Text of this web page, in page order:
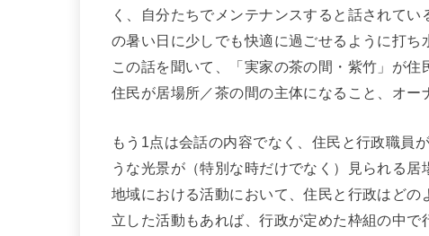
く、自分たちでメンテナンスすると話されて
の暑い日に少しでも快適に過ごせるように打ち
この話を聞いて、「実家の茶の間・紫竹」が住
住民が居場所／茶の間の主体になること、オー
もう1点は会話の内容でなく、住民と行政職員
うな光景が（特別な時だけでなく）見られる居
地域における活動において、住民と行政はど
立した活動もあれば、行政が定めた枠組の中